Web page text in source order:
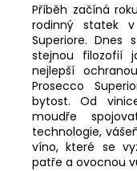
Příběh začíná
rodinný statek v
Superiore. Dnes
stejnou filozofií
nejlepší
Prosecco
bytost. Od
moudře
technologie,
víno, které se
patře a ovocnou